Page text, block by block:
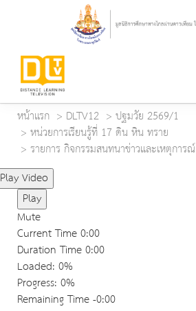
หน้าแรก DLTV12
ปฐมวัย 2569/1
หน่วยการเรียนรู้ที่ 17 ดิน หิน ทราย
รายการ กิจกรรมสนทนาข่าวและเหตุการณ์
Play Video
Play
Mute
Current Time0:00
Duration Time0:00
Loaded: 0%
Progress: 0%
Remaining Time-0:00